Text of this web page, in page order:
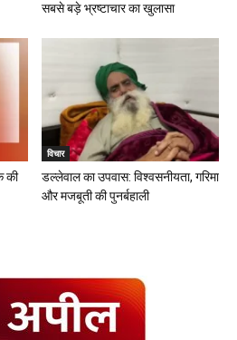
सबसे बड़े भ्रष्टाचार का खुलासा
की
विचार
डल्लेवाल का उपवास: विश्वसनीयता, गरिमा
और मजबूती की पुनर्बहाली